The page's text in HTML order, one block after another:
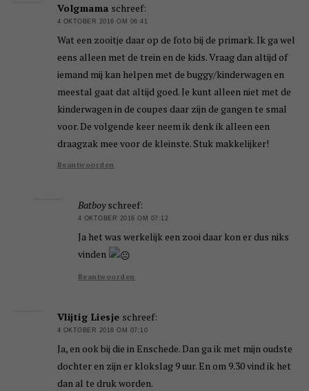
Volgmama schreef:
4 OKTOBER 2016 OM 06:41
Wat een zooitje daar op de foto bij de primark. Ik ga wel
eens alleen met de trein en de kids. Vraag dan altijd of
iemand mij kan helpen met de buggy/kinderwagen en
meestal gaat dat altijd goed. Je kunt alleen niet met de
kinderwagen in de coupes daar zijn de gangen te smal
voor. De volgende keer neem ik denk ik alleen een
draagzak mee voor de kleinste. Stuk makkelijker!
Beantwoorden
Batboy schreef:
4 OKTOBER 2016 OM 07:12
Ja het was werkelijk een zooi daar kon er dus niks
vinden
Beantwoorden
Vlijtig Liesje schreef:
4 OKTOBER 2016 OM 07:10
Ja, en ook bij die in Enschede. Dan ga ik met mijn oudste
dochter en zijn er klokslag 9 uur. En om 9.30 vind ik het
dan al te druk worden.